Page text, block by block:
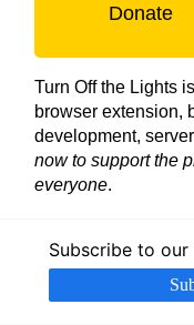
Donate
Turn Off the Lights
browser extension,
development,
now to support the
everyone.
Subscribe to